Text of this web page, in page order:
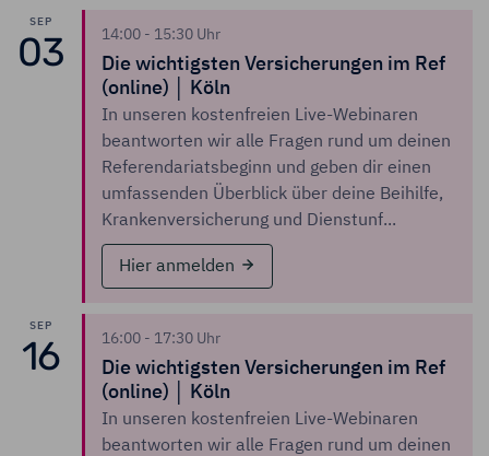
SEP
03 14:00 - 15:30 Uhr
Die wichtigsten Versicherungen im Ref
(online) │ Köln
In unseren kostenfreien Live-Webinaren
beantworten wir alle Fragen rund um deinen
Referendariatsbeginn und geben dir einen
umfassenden Überblick über deine Beihilfe,
Krankenversicherung und Dienstunf...
Hier anmelden
SEP
16 16:00 - 17:30 Uhr
Die wichtigsten Versicherungen im Ref
(online) │ Köln
In unseren kostenfreien Live-Webinaren
beantworten wir alle Fragen rund um deinen